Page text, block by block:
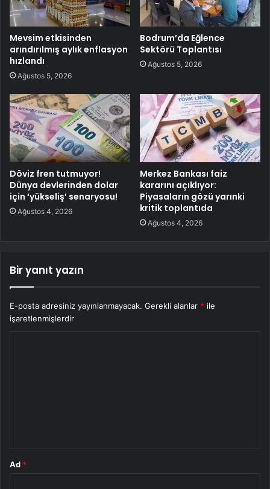
Mevsim etkisinden
arındırılmış aylık enflasyon
hızlandı
Ağustos 5, 2026
Bodrum’da Eğlence
Sektörü Toplantısı
Ağustos 5, 2026
Döviz fren tutmuyor!
Dünya devlerinden dolar
için ‘yükseliş’ senaryosu!
Ağustos 4, 2026
Merkez Bankası faiz
kararını açıklıyor:
Piyasaların gözü yarınki
kritik toplantıda
Ağustos 4, 2026
Bir yanıt yazın
E-posta adresiniz yayınlanmayacak. Gerekli alanlar * ile
işaretlenmişlerdir
Ad *